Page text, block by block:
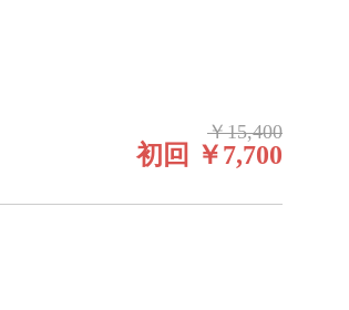
￥15,400
初回 ￥7,700